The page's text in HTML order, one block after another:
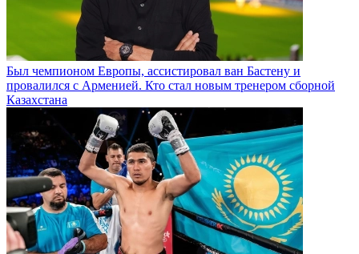
Был чемпионом Европы, ассистировал ван Бастену и
провалился с Арменией. Кто стал новым тренером сборной
Казахстана